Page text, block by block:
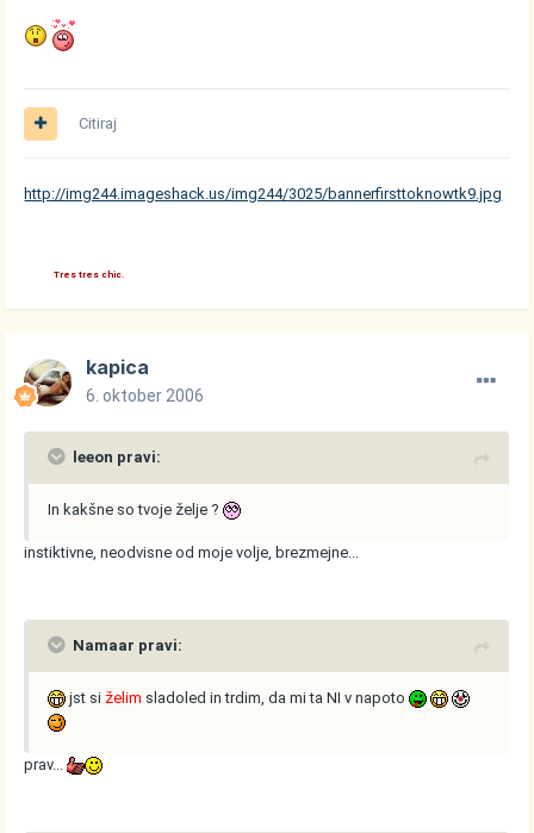
Citiraj
http://img244.imageshack.us/img244/3025/bannerfirsttoknowtk9.jpg
Tres tres chic.
kapica
6. oktober 2006
leeon pravi:
In kakšne so tvoje želje ?
instiktivne, neodvisne od moje volje, brezmejne...
Namaar pravi:
jst si želim sladoled in trdim, da mi ta NI v napoto
prav...